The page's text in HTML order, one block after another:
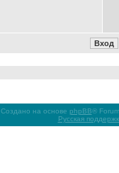
Создано на основе phpBB®
Русская